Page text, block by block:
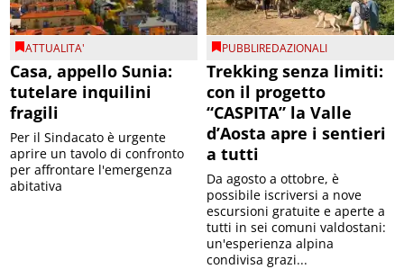
ATTUALITA'
Casa, appello Sunia:
tutelare inquilini
fragili
Per il Sindacato è urgente
aprire un tavolo di confronto
per affrontare l'emergenza
abitativa
PUBBLIREDAZIONALI
Trekking senza limiti:
con il progetto
“CASPITA” la Valle
d’Aosta apre i sentieri
a tutti
Da agosto a ottobre, è
possibile iscriversi a nove
escursioni gratuite e aperte a
tutti in sei comuni valdostani:
un'esperienza alpina
condivisa grazi...